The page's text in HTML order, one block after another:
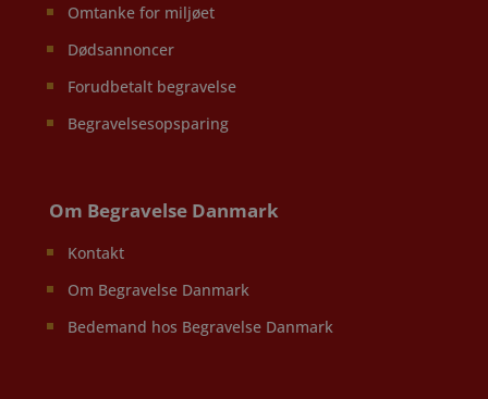
Omtanke for miljøet
Dødsannoncer
Forudbetalt begravelse
Begravelsesopsparing
Om Begravelse Danmark
Kontakt
Om Begravelse Danmark
Bedemand hos Begravelse Danmark